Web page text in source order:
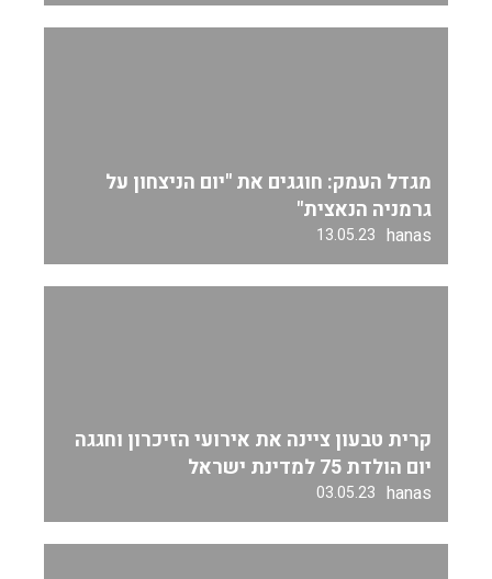
מגדל העמק: חוגגים את "יום הניצחון על
גרמניה הנאצית"
hanas
13.05.23
קרית טבעון ציינה את אירועי הזיכרון וחגגה
יום הולדת 75 למדינת ישראל
hanas
03.05.23